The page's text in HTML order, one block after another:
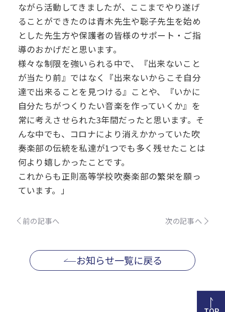
ながら活動してきましたが、ここまでやり遂げ
ることができたのは青木先生や聡子先生を始め
とした先生方や保護者の皆様のサポート・ご指
導のおかげだと思います。
様々な制限を強いられる中で、『出来ないこと
が当たり前』ではなく『出来ないからこそ自分
達で出来ることを見つける』ことや、『いかに
自分たちがつくりたい音楽を作っていくか』を
常に考えさせられた3年間だったと思います。そ
んな中でも、コロナにより消えかかっていた吹
奏楽部の伝統を私達が1つでも多く残せたことは
何より嬉しかったことです。
これからも正則高等学校吹奏楽部の繁栄を願っ
ています。」
前の記事へ 次の記事へ
お知らせ一覧に戻る